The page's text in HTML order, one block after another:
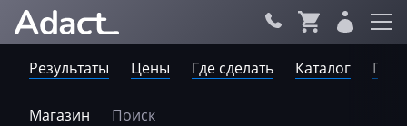
Результаты Цены Где сделать Каталог
Магазин Поиск